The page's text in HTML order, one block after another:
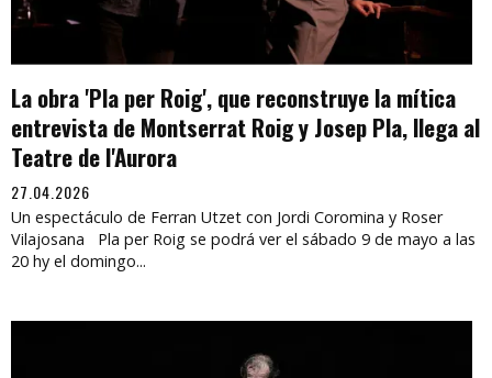
La obra 'Pla per Roig', que reconstruye la mítica
entrevista de Montserrat Roig y Josep Pla, llega al
Teatre de l'Aurora
27.04.2026
Un espectáculo de Ferran Utzet con Jordi Coromina y Roser
Vilajosana Pla per Roig se podrá ver el sábado 9 de mayo a las
20 hy el domingo...